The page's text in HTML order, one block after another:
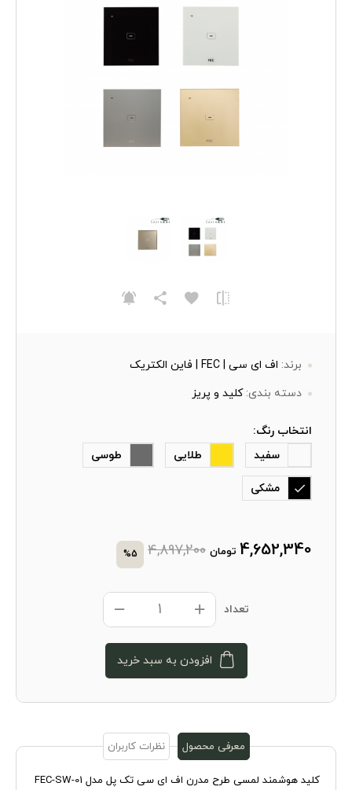
برند: اف ای سی | FEC | فاین الکتریک
دسته بندی:کلید و پریز
انتخاب رنگ:
سفید
طلایی طوسی
مشکی
4,652,340 تومان 4,897,200
%5
تعداد
افزودن به سبد خرید
معرفی محصول نظرات کاربران
کلید هوشمند لمسی طرح مدرن اف ای سی تک پل مدل FEC-SW-01